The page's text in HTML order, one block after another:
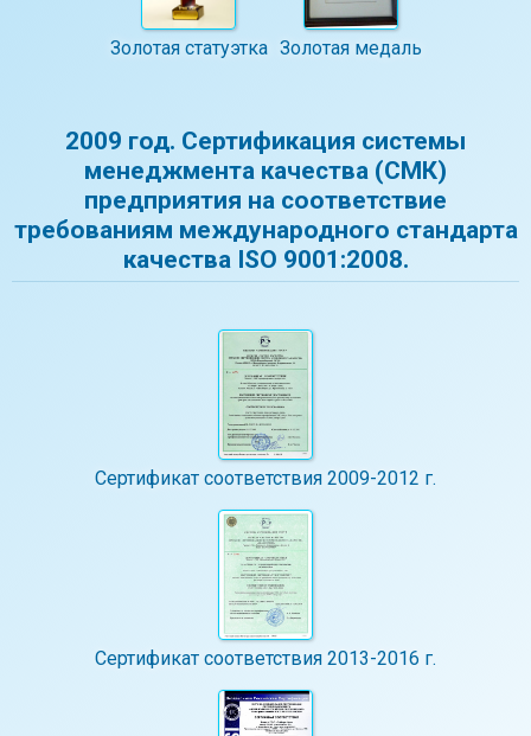
Золотая статуэтка Золотая медаль
2009 год. Сертификация системы
менеджмента качества (СМК)
предприятия на соответствие
требованиям международного стандарта
качества ISO 9001:2008.
Сертификат соответствия 2009-2012 г.
Сертификат соответствия 2013-2016 г.